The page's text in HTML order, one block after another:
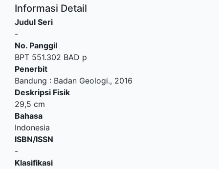
Informasi Detail
Judul Seri
-
No. Panggil
BPT 551.302 BAD p
Penerbit
Bandung : Badan Geologi., 2016
Deskripsi Fisik
29,5 cm
Bahasa
Indonesia
ISBN/ISSN
-
Klasifikasi